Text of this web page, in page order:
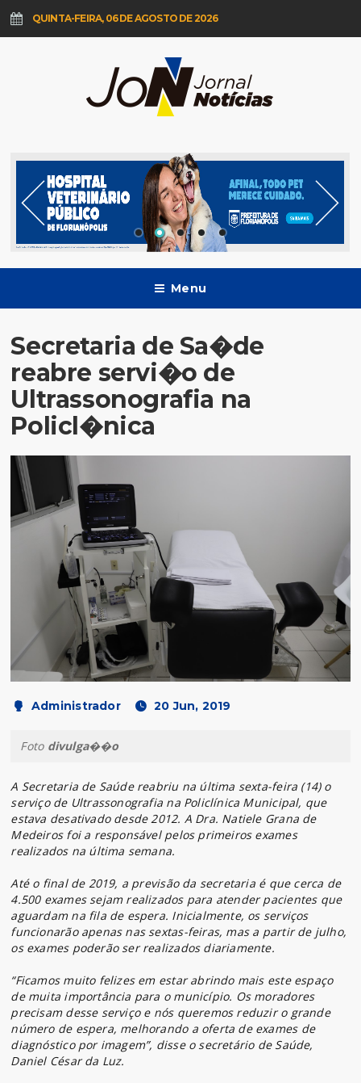
QUINTA-FEIRA, 06 DE AGOSTO DE 2026
Menu
Secretaria de Sa�de
reabre servi�o de
Ultrassonografia na
Policl�nica
Administrador 20 Jun, 2019
Foto divulga��o
A Secretaria de Saúde reabriu na última sexta-feira (14) o
serviço de Ultrassonografia na Policlínica Municipal, que
estava desativado desde 2012. A Dra. Natiele Grana de
Medeiros foi a responsável pelos primeiros exames
realizados na última semana.
Até o final de 2019, a previsão da secretaria é que cerca de
4.500 exames sejam realizados para atender pacientes que
aguardam na fila de espera. Inicialmente, os serviços
funcionarão apenas nas sextas-feiras, mas a partir de julho,
os exames poderão ser realizados diariamente.
“Ficamos muito felizes em estar abrindo mais este espaço
de muita importância para o município. Os moradores
precisam desse serviço e nós queremos reduzir o grande
número de espera, melhorando a oferta de exames de
diagnóstico por imagem”, disse o secretário de Saúde,
Daniel César da Luz.